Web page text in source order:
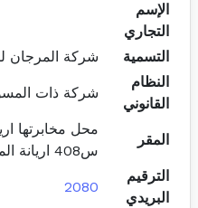
الإسم
التجاري
التسمية
شركة المرجان
النظام
القانوني
شركة ذات
المقر
محل مخابرتها
س408 اريانة المدينة
الترقيم
البريدي
2080